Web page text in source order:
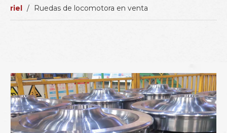
riel / Ruedas de locomotora en venta